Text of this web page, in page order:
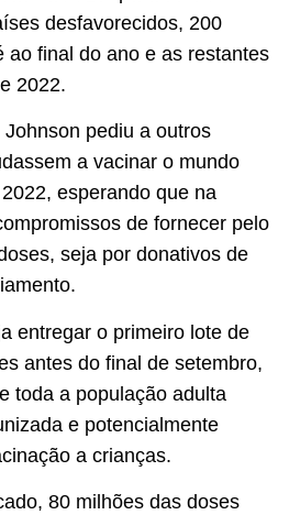
desfavorecidos, 200
ao final do ano e as restantes
2022.
pediu a outros
a vacinar o mundo
esperando que na
de fornecer pelo
seja por donativos de
entregar o primeiro lote de
antes do final de setembro,
toda a população adulta
e potencialmente
a crianças.
80 milhões das doses